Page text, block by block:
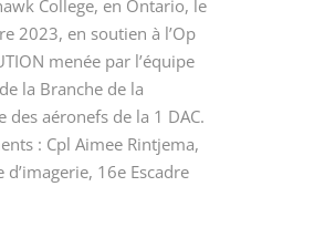
College, en Ontario, le
2023, en soutien à l’Op
menée par l’équipe
la Branche de la
des aéronefs de la 1 DAC.
: Cpl Aimee Rintjema,
16e Escadre